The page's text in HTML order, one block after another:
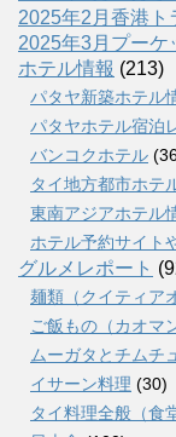
2025年2月香港ト
2025年3月プーケ
ホテル情報 (213)
パタヤ新築ホテル
パタヤホテル宿泊
バンコクホテル
タイ地方都市ホテ
東南アジアホテル
ホテル予約サイト
グルメレポート
麺類（クイティア
ご飯もの（カオマ
ムーガタとチムチ
イサーン料理 (30)
タイ料理全般（食